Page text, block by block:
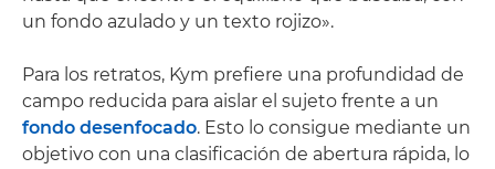
un fondo azulado y un texto rojizo».
Para los retratos, Kym prefiere una profundidad de
campo reducida para aislar el sujeto frente a un
fondo desenfocado. Esto lo consigue mediante un
objetivo con una clasificación de abertura rápida, lo